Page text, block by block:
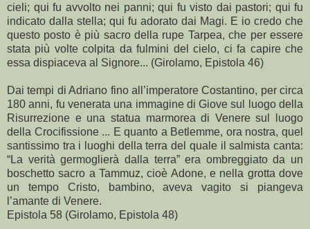
cieli; qui fu avvolto nei panni; qui fu visto dai pastori; qui fu
indicato dalla stella; qui fu adorato dai Magi. E io credo che
questo posto è più sacro della rupe Tarpea, che per essere
stata più volte colpita da fulmini del cielo, ci fa capire che
essa dispiaceva al Signore... (Girolamo, Epistola 46)
Dai tempi di Adriano fino all’imperatore Costantino, per circa
180 anni, fu venerata una immagine di Giove sul luogo della
Risurrezione e una statua marmorea di Venere sul luogo
della Crocifissione ... E quanto a Betlemme, ora nostra, quel
santissimo tra i luoghi della terra del quale il salmista canta:
“La verità germoglierà dalla terra” era ombreggiato da un
boschetto sacro a Tammuz, cioè Adone, e nella grotta dove
un tempo Cristo, bambino, aveva vagito si piangeva
l’amante di Venere.
Epistola 58 (Girolamo, Epistola 48)